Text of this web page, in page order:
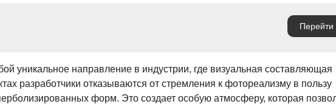
уникальное направление в индустрии, где визуальная составляющая
разработчики отказываются от стремления к фотореализму в пользу
форм. Это создает особую атмосферу, которая